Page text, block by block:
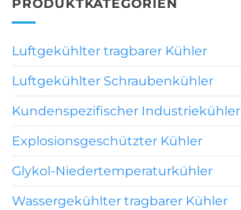
PRODUKTKATEGORIEN
Luftgekühlter tragbarer Kühler
Luftgekühlter Schraubenkühler
Kundenspezifischer Industriekühler
Explosionsgeschützter Kühler
Glykol-Niedertemperaturkühler
Wassergekühlter tragbarer Kühler